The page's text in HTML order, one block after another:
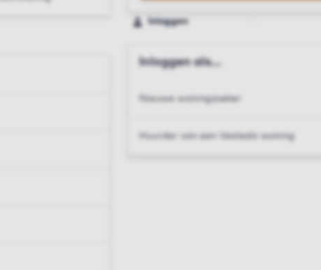
Inloggen
Inloggen als...
Nieuwe woningzoeker
Huurder van een Vesteda woning